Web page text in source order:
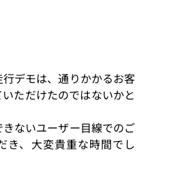
デモは、通りかかるお客
ただけたのではないかと
ないユーザー目線でのご
き、大変貴重な時間でし